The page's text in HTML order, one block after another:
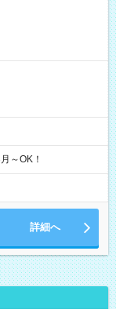
～OK！
詳細へ